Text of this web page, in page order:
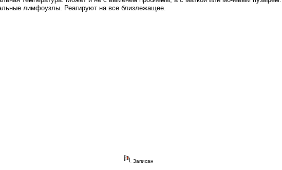
лимфоузлы. Реагируют на все близлежащее.
Записан